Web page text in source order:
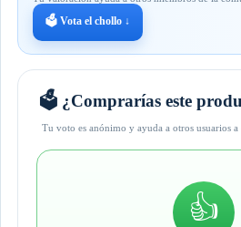
🗳️ Vota el chollo ↓
🗳️ ¿Comprarías este
Tu voto es anónimo y ayuda a otros usuarios
👍